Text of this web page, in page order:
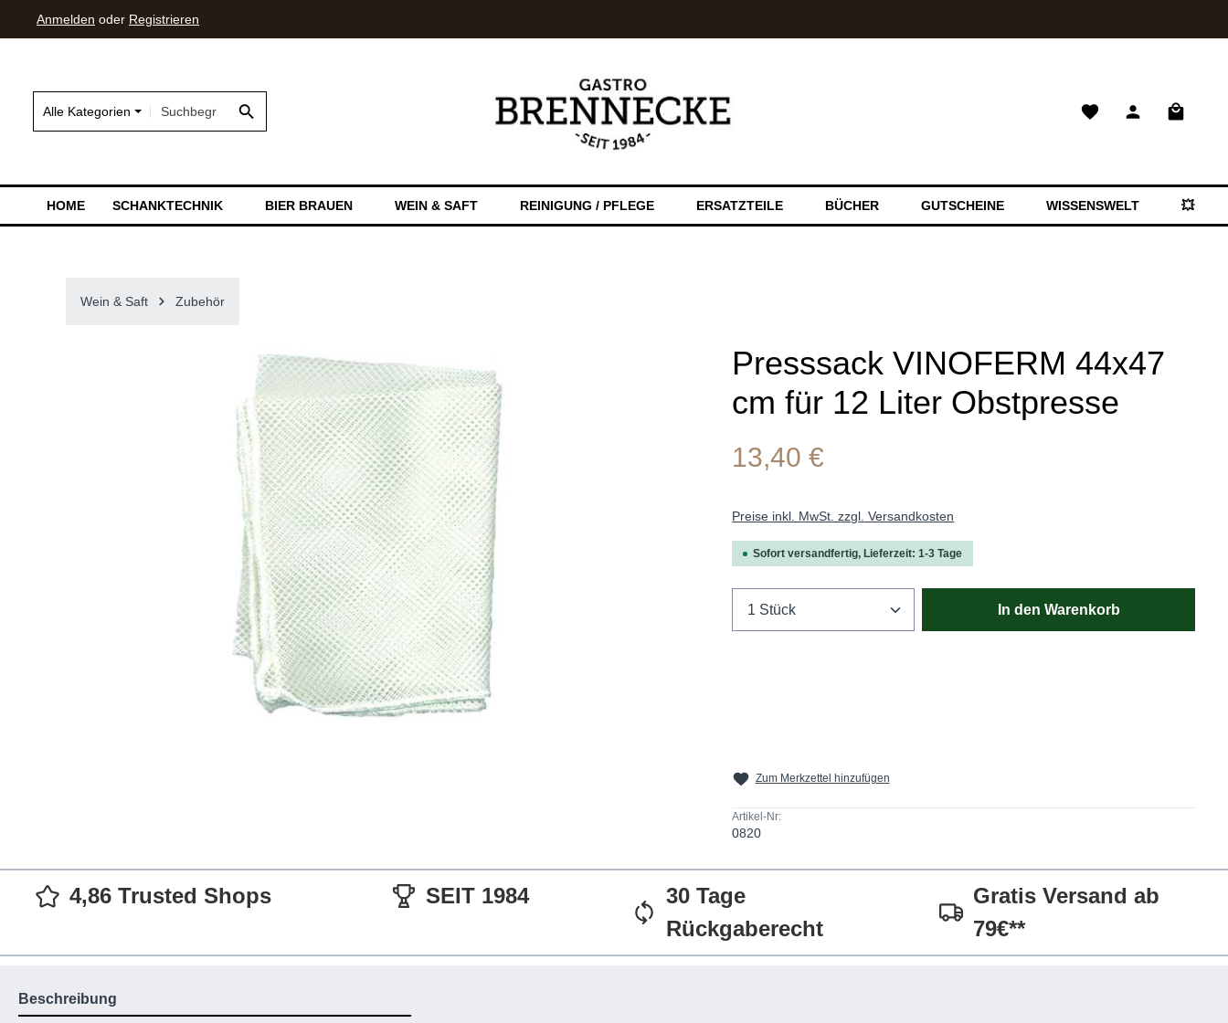
Zur Hauptnavigation springen
Anmelden oder Registrieren
Alle Kategorien
HOME SCHANKTECHNIK BIER BRAUEN WEIN & SAFT REINIGUNG / PFLEGE ERSATZTEILE BÜCHER GUTSCHEINE WISSENSWELT 💥
Wein & Saft Zubehör
Presssack VINOFERM 44x47
cm für 12 Liter Obstpresse
13,40 €
Preise inkl. MwSt. zzgl. Versandkosten
Sofort versandfertig, Lieferzeit: 1-3 Tage
Produkt Anzahl: Gib den gewünschten Wert ein
In den Warenkorb
Zum Merkzettel hinzufügen
Artikel-Nr:
0820
4,86 Trusted Shops SEIT 1984
30 Tage
Rückgaberecht
Gratis Versand ab
79€**
Beschreibung